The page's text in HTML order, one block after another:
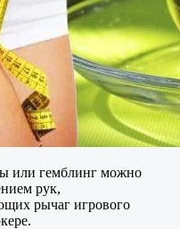
или гемблинг можно
рук,
рычаг игрового